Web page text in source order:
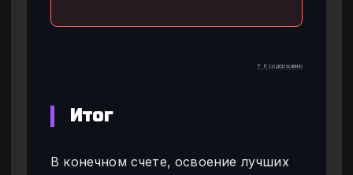
↑ К содержанию
Итог
В конечном счете, освоение лучших